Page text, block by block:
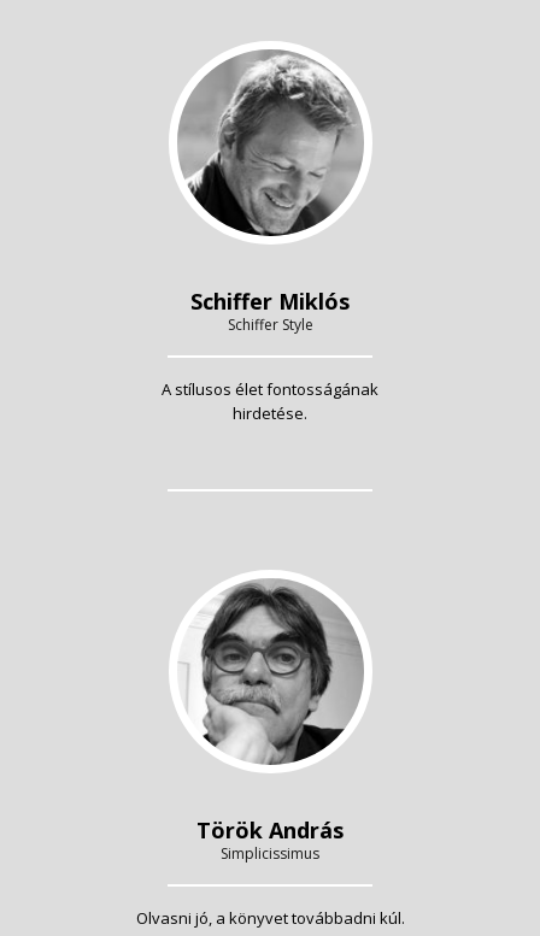
Schiffer Miklós
Schiffer Style
A stílusos élet fontosságának
hirdetése.
Török András
Simplicissimus
Olvasni jó, a könyvet továbbadni kúl.